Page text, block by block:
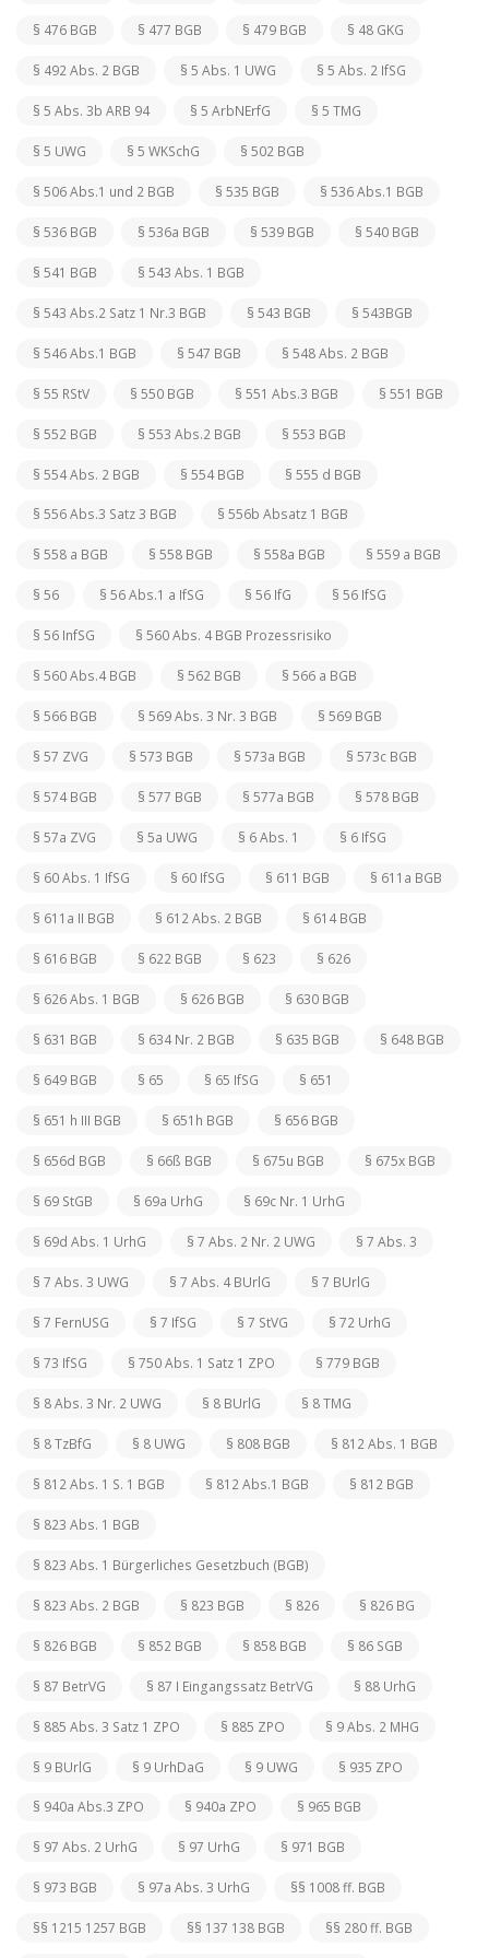
§ 476 BGB § 477 BGB § 479 BGB § 48 GKG
§ 492 Abs. 2 BGB § 5 Abs. 1 UWG § 5 Abs. 2 IfSG
§ 5 Abs. 3b ARB 94 § 5 ArbNErfG § 5 TMG
§ 5 UWG § 5 WKSchG § 502 BGB
§ 506 Abs.1 und 2 BGB § 535 BGB § 536 Abs.1 BGB
§ 536 BGB § 536a BGB § 539 BGB § 540 BGB
§ 541 BGB § 543 Abs. 1 BGB
§ 543 Abs.2 Satz 1 Nr.3 BGB § 543 BGB § 543BGB
§ 546 Abs.1 BGB § 547 BGB § 548 Abs. 2 BGB
§ 55 RStV § 550 BGB § 551 Abs.3 BGB § 551 BGB
§ 552 BGB § 553 Abs.2 BGB § 553 BGB
§ 554 Abs. 2 BGB § 554 BGB § 555 d BGB
§ 556 Abs.3 Satz 3 BGB § 556b Absatz 1 BGB
§ 558 a BGB § 558 BGB § 558a BGB § 559 a BGB
§ 56 § 56 Abs.1 a IfSG § 56 IfG § 56 IfSG
§ 56 InfSG § 560 Abs. 4 BGB Prozessrisiko
§ 560 Abs.4 BGB § 562 BGB § 566 a BGB
§ 566 BGB § 569 Abs. 3 Nr. 3 BGB § 569 BGB
§ 57 ZVG § 573 BGB § 573a BGB § 573c BGB
§ 574 BGB § 577 BGB § 577a BGB § 578 BGB
§ 57a ZVG § 5a UWG § 6 Abs. 1 § 6 IfSG
§ 60 Abs. 1 IfSG § 60 IfSG § 611 BGB § 611a BGB
§ 611a II BGB § 612 Abs. 2 BGB § 614 BGB
§ 616 BGB § 622 BGB § 623 § 626
§ 626 Abs. 1 BGB § 626 BGB § 630 BGB
§ 631 BGB § 634 Nr. 2 BGB § 635 BGB § 648 BGB
§ 649 BGB § 65 § 65 IfSG § 651
§ 651 h III BGB § 651h BGB § 656 BGB
§ 656d BGB § 66ß BGB § 675u BGB § 675x BGB
§ 69 StGB § 69a UrhG § 69c Nr. 1 UrhG
§ 69d Abs. 1 UrhG § 7 Abs. 2 Nr. 2 UWG § 7 Abs. 3
§ 7 Abs. 3 UWG § 7 Abs. 4 BUrlG § 7 BUrlG
§ 7 FernUSG § 7 IfSG § 7 StVG § 72 UrhG
§ 73 IfSG § 750 Abs. 1 Satz 1 ZPO § 779 BGB
§ 8 Abs. 3 Nr. 2 UWG § 8 BUrlG § 8 TMG
§ 8 TzBfG § 8 UWG § 808 BGB § 812 Abs. 1 BGB
§ 812 Abs. 1 S. 1 BGB § 812 Abs.1 BGB § 812 BGB
§ 823 Abs. 1 BGB
§ 823 Abs. 1 Bürgerliches Gesetzbuch (BGB)
§ 823 Abs. 2 BGB § 823 BGB § 826 § 826 BG
§ 826 BGB § 852 BGB § 858 BGB § 86 SGB
§ 87 BetrVG § 87 I Eingangssatz BetrVG § 88 UrhG
§ 885 Abs. 3 Satz 1 ZPO § 885 ZPO § 9 Abs. 2 MHG
§ 9 BUrlG § 9 UrhDaG § 9 UWG § 935 ZPO
§ 940a Abs.3 ZPO § 940a ZPO § 965 BGB
§ 97 Abs. 2 UrhG § 97 UrhG § 971 BGB
§ 973 BGB § 97a Abs. 3 UrhG §§ 1008 ff. BGB
§§ 1215 1257 BGB §§ 137 138 BGB §§ 280 ff. BGB